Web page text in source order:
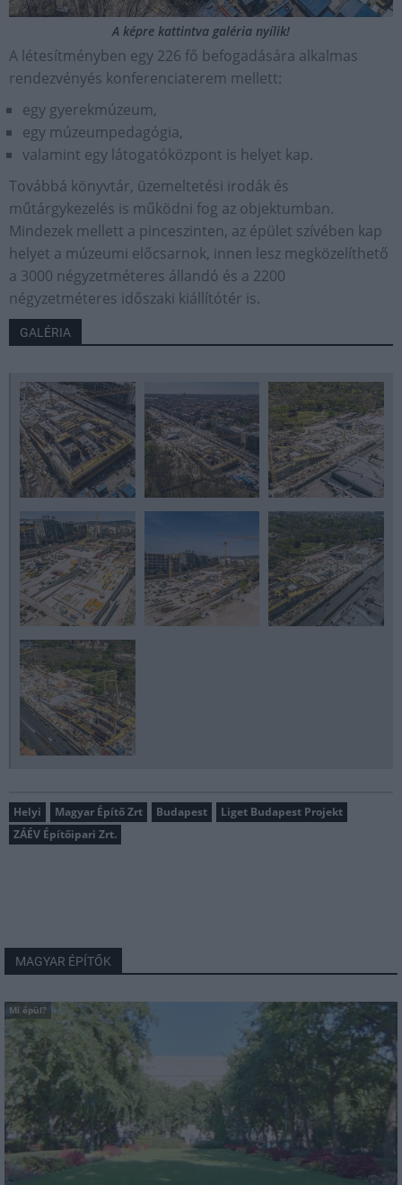
A képre kattintva galéria nyílik!
A létesítményben egy 226 fő befogadására alkalmas
rendezvényés konferenciaterem mellett:
egy gyerekmúzeum,
egy múzeumpedagógia,
valamint egy látogatóközpont is helyet kap.
Továbbá könyvtár, üzemeltetési irodák és
műtárgykezelés is működni fog az objektumban.
Mindezek mellett a pinceszinten, az épület szívében kap
helyet a múzeumi előcsarnok, innen lesz megközelíthető
a 3000 négyzetméteres állandó és a 2200
négyzetméteres időszaki kiállítótér is.
GALÉRIA
Helyi Magyar Építő Zrt Budapest
Liget Budapest Projekt
ZÁÉV Építőipari Zrt.
MAGYAR ÉPÍTŐK
Mi épül?